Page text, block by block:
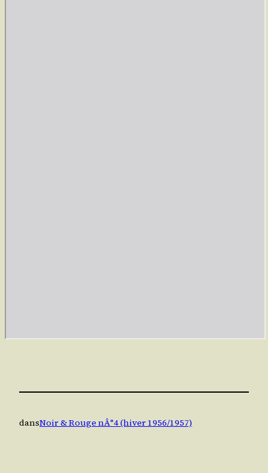
dansNoir & Rouge nÂ°4 (hiver 1956/1957)